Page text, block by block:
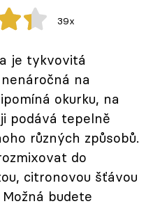
39x
je tykvovitá
na
okurku, na
podává tepelně
různých způsobů.
do
citronovou šťávou
budete